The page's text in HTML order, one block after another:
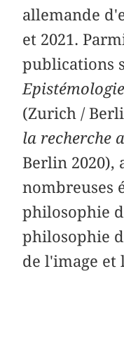
allemande
et 2021.
publications
(Zurich /
la recherche
Berlin 2020),
nombreuses
philosophie
philosophie
de l'image